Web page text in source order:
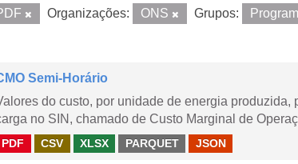
Organizações: ONS Grupos:
Semi-Horário
do custo, por unidade de energia
no SIN, chamado de Custo Marginal de
PDF CSV XLSX PARQUET JSON